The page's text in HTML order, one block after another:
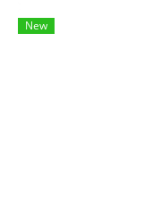
New